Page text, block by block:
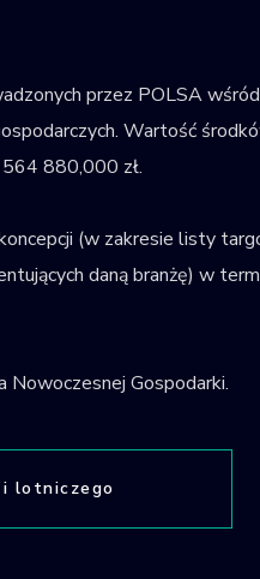
przez POLSA
Wartość
564 880,000 zł.
(w zakresie listy
daną branżę) w
Nowoczesnej Gospodarki.
lotniczego